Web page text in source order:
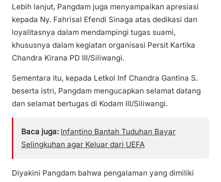
Lebih lanjut, Pangdam juga menyampaikan apresiasi
kepada Ny. Fahrisal Efendi Sinaga atas dedikasi dan
loyalitasnya dalam mendampingi tugas suami,
khususnya dalam kegiatan organisasi Persit Kartika
Chandra Kirana PD III/Siliwangi.
Sementara itu, kepada Letkol Inf Chandra Gantina S.
beserta istri, Pangdam mengucapkan selamat datang
dan selamat bertugas di Kodam III/Siliwangi.
Baca juga: Infantino Bantah Tuduhan Bayar
Selingkuhan agar Keluar dari UEFA
Diyakini Pangdam bahwa pengalaman yang dimiliki